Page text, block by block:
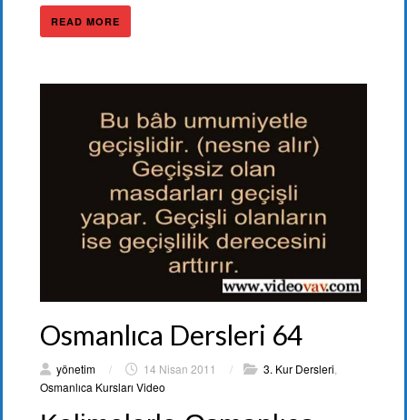
READ MORE
Osmanlıca Dersleri 64
yönetim / 14 Nisan 2011 / 3. Kur Dersleri
Osmanlıca Kursları Video